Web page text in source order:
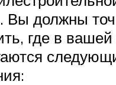
Вы должны
где в